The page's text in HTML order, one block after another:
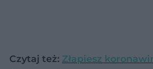
Czytaj też: Złapiesz